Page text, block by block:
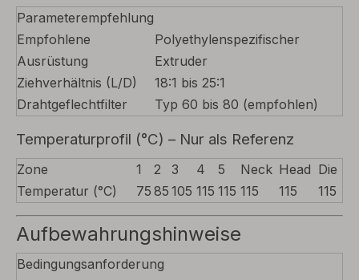
Parameterempfehlung
Empfohlene
Ausrüstung
Polyethylenspezifischer
Extruder
Ziehverhältnis (L/D)
18:1 bis 25:1
Drahtgeflechtfilter
Typ 60 bis 80 (empfohlen)
Temperaturprofil (°C) – Nur als Referenz
Zone 1 2 3 4 5 Neck Head Die
Temperatur (°C)
75 85 105 115 115 115 115 115
Aufbewahrungshinweise
Bedingungsanforderung